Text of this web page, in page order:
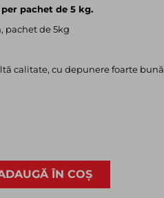
pachet de 5 kg.
pachet de 5kg
calitate, cu depunere foarte bună
ÎN COȘ